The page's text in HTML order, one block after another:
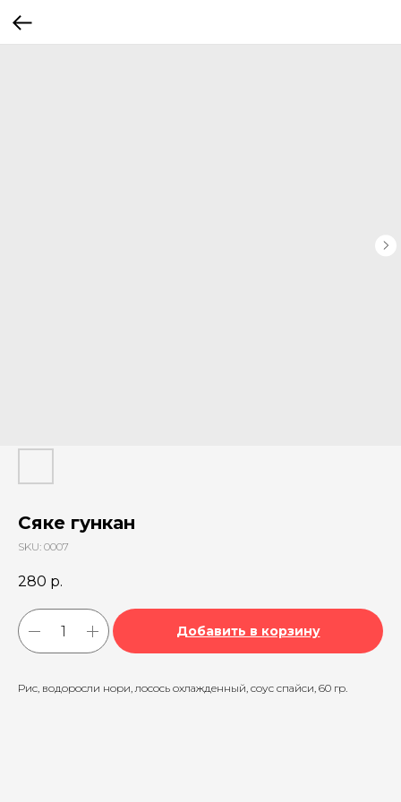
Сяке гункан
SKU: 0007
280 р.
Добавить в корзину
Рис, водоросли нори, лосось охлажденный, соус спайси, 60 гр.